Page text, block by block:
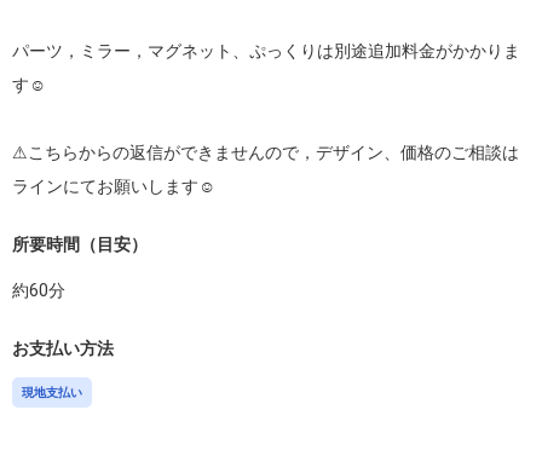
パーツ，ミラー，マグネット、ぷっくりは別途追加料金がかかりま
す☺︎
⚠︎こちらからの返信ができませんので，デザイン、価格のご相談は
ラインにてお願いします☺︎
所要時間（目安）
約60分
お支払い方法
現地支払い